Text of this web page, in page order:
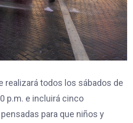
realizará todos los sábados de
p.m. e incluirá cinco
para que niños y